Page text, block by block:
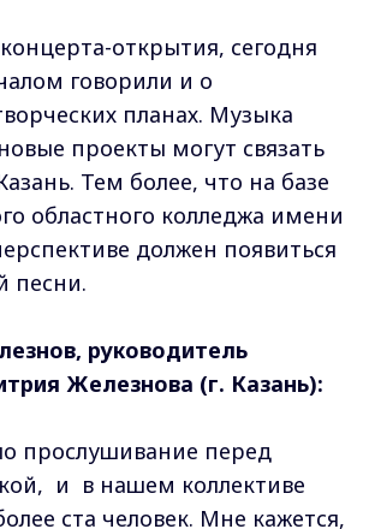
открытия, сегодня
говорили и о
планах. Музыка
проекты могут связать
Тем более, что на базе
областного колледжа имени
должен появиться
песни.
руководитель
Железнова (г. Казань):
прослушивание перед
и в нашем коллективе
ста человек. Мне кажется,